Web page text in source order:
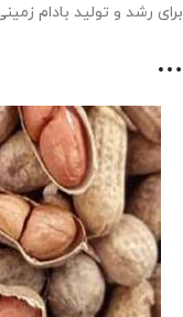
برای رشد و تولید بادام
…